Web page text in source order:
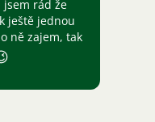
rád že
ještě jednou
ně zajem, tak